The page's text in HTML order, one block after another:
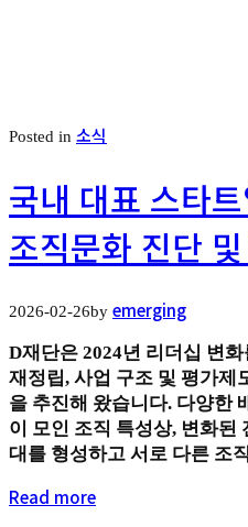
Posted in 소식
국내 대표 스타트
조직문화 진단
2026-02-26by emerging
D재단은 2024년 리더십 변
재정립, 사업 구조 및 평가제
을 추진해 왔습니다. 다양한
이 모인 조직 특성상, 변화된
대를 형성하고 서로 다른 조
Read more